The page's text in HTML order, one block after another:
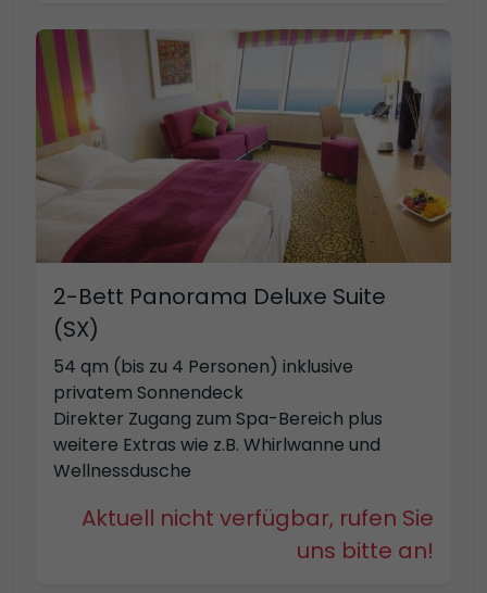
2-Bett Panorama Deluxe Suite
(SX)
54 qm (bis zu 4 Personen) inklusive
privatem Sonnendeck
Direkter Zugang zum Spa-Bereich plus
weitere Extras wie z.B. Whirlwanne und
Wellnessdusche
Aktuell nicht verfügbar, rufen Sie
uns bitte an!